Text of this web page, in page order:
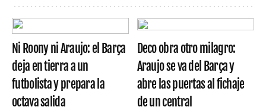
Ni Roony ni Araujo: el Barça
deja en tierra a un
futbolista y prepara la
octava salida
Deco obra otro milagro:
Araujo se va del Barça y
abre las puertas al fichaje
de un central